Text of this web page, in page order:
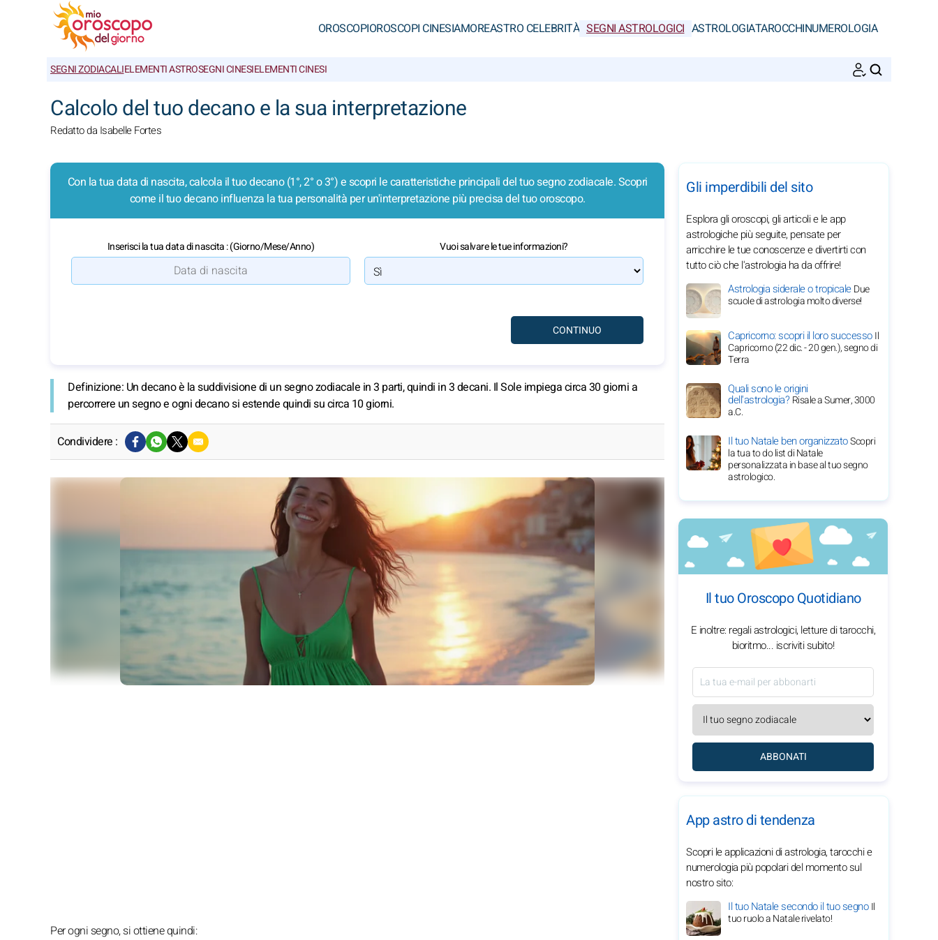
OROSCOPIOROSCOPI CINESIAMOREASTRO CELEBRITÀ SEGNI ASTROLOGICI ASTROLOGIATAROCCHINUMEROLOGIA
SEGNI ZODIACALIELEMENTI ASTROSEGNI CINESIELEMENTI CINESI
Calcolo del tuo decano e la sua interpretazione
Redatto da Isabelle Fortes
Con la tua data di nascita, calcola il tuo decano (1°, 2° o 3°) e scopri le caratteristiche principali del tuo segno zodiacale. Scopri
come il tuo decano influenza la tua personalità per un'interpretazione più precisa del tuo oroscopo.
Inserisci la tua data di nascita : (Giorno/Mese/Anno) Vuoi salvare le tue informazioni?
Definizione: Un decano è la suddivisione di un segno zodiacale in 3 parti, quindi in 3 decani. Il Sole impiega circa 30 giorni a
percorrere un segno e ogni decano si estende quindi su circa 10 giorni.
Condividere :
Per ogni segno, si ottiene quindi:
Gli imperdibili del sito
Esplora gli oroscopi, gli articoli e le app
astrologiche più seguite, pensate per
arricchire le tue conoscenze e divertirti con
tutto ciò che l'astrologia ha da offrire!
Astrologia siderale o tropicaleDue
scuole di astrologia molto diverse!
Capricorno: scopri il loro successoIl
Capricorno (22 dic. - 20 gen.), segno di
Terra
Quali sono le origini
dell'astrologia?Risale a Sumer, 3000
a.C.
Il tuo Natale ben organizzatoScopri
la tua to do list di Natale
personalizzata in base al tuo segno
astrologico.
Il tuo Oroscopo Quotidiano
E inoltre: regali astrologici, letture di tarocchi,
bioritmo... iscriviti subito!
ABBONATI
App astro di tendenza
Scopri le applicazioni di astrologia, tarocchi e
numerologia più popolari del momento sul
nostro sito:
Il tuo Natale secondo il tuo segnoIl
tuo ruolo a Natale rivelato!